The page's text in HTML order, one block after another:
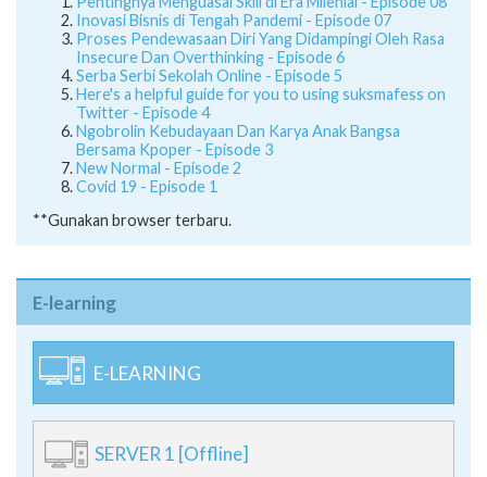
Pentingnya Menguasai Skill di Era Milenial - Episode 08
Inovasi Bisnis di Tengah Pandemi - Episode 07
Proses Pendewasaan Diri Yang Didampingi Oleh Rasa
Insecure Dan Overthinking - Episode 6
Serba Serbi Sekolah Online - Episode 5
Here's a helpful guide for you to using suksmafess on
Twitter - Episode 4
Ngobrolin Kebudayaan Dan Karya Anak Bangsa
Bersama Kpoper - Episode 3
New Normal - Episode 2
Covid 19 - Episode 1
**Gunakan browser terbaru.
E-learning
E-LEARNING
SERVER 1 [Offline]